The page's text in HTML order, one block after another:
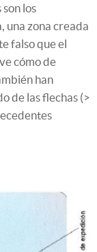
los
una zona creada
falso que el
cómo de
han
de las flechas (>